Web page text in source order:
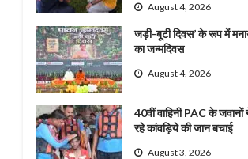
August 4, 2026
जड़ी-बूटी दिवस’ के रूप में
का जन्मदिवस
August 4, 2026
40वीं वाहिनी PAC के जवानों
रहे कांवड़िये की जान बचाई
August 3, 2026